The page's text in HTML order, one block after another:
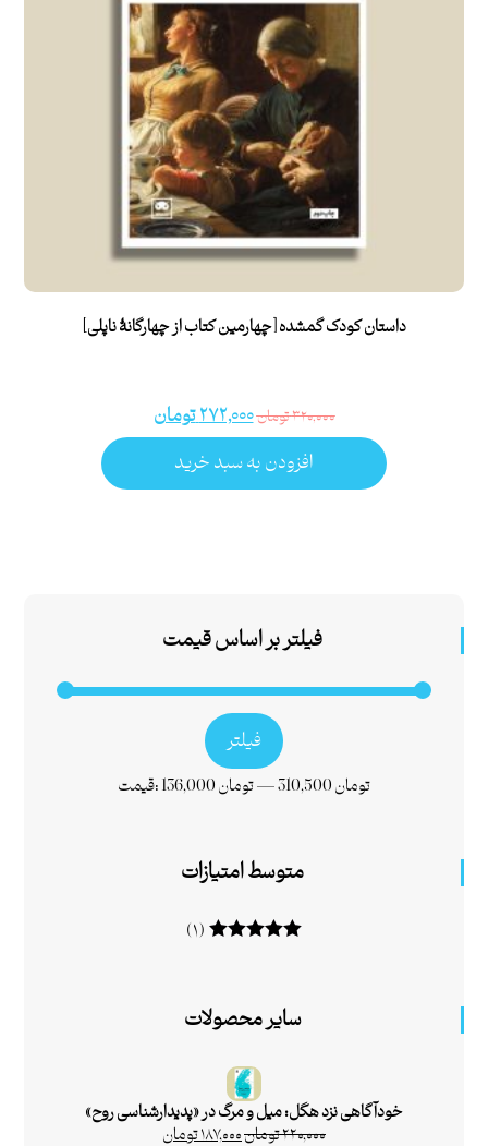
داستان کودک گمشده [چهارمین کتاب از چهارگانۀ ناپلی]
۳۲۰,۰۰۰تومان۲۷۲,۰۰۰تومان
افزودن به سبد خرید
فیلتر بر اساس قیمت
فیلتر
قیمت: 136,000 تومان— 310,500 تومان
متوسط امتیازات
(۱)
سایر محصولات
خودآگاهی نزد هگل: میل و مرگ در «پدیدارشناسی روح»
۲۲۰,۰۰۰تومان۱۸۷,۰۰۰تومان